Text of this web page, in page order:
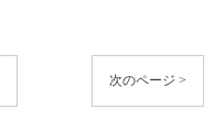
次のページ >